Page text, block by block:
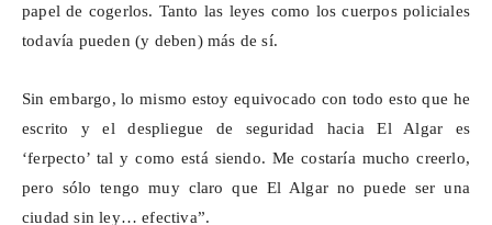
papel de cogerlos. Tanto las leyes como los cuerpos policiales
todavía pueden (y deben) más de sí.
Sin embargo, lo mismo estoy equivocado con todo esto que he
escrito y el despliegue de seguridad hacia El Algar es
‘ferpecto’ tal y como está siendo. Me costaría mucho creerlo,
pero sólo tengo muy claro que El Algar no puede ser una
ciudad sin ley… efectiva”.